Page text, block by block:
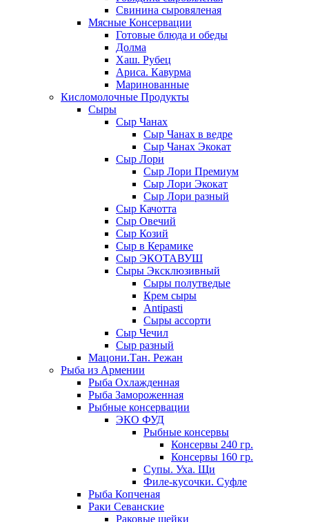
Свинина сыровяленая
Мясные Консервации
Готовые блюда и обеды
Долма
Хаш. Рубец
Ариса. Кавурма
Маринованные
Кисломолочные Продукты
Сыры
Сыр Чанах
Сыр Чанах в ведре
Сыр Чанах Экокат
Сыр Лори
Сыр Лори Премиум
Сыр Лори Экокат
Сыр Лори разный
Сыр Качотта
Сыр Овечий
Сыр Козий
Сыр в Керамике
Сыр ЭКОТАВУШ
Сыры Эксклюзивный
Сыры полутведые
Крем сыры
Antipasti
Сыры ассорти
Сыр Чечил
Сыр разный
Мацони.Тан. Режан
Рыба из Армении
Рыба Охлажденная
Рыба Замороженная
Рыбные консервации
ЭКО ФУД
Рыбные консервы
Консервы 240 гр.
Консервы 160 гр.
Супы. Уха. Щи
Филе-кусочки. Суфле
Рыба Копченая
Раки Севанские
Раковые шейки